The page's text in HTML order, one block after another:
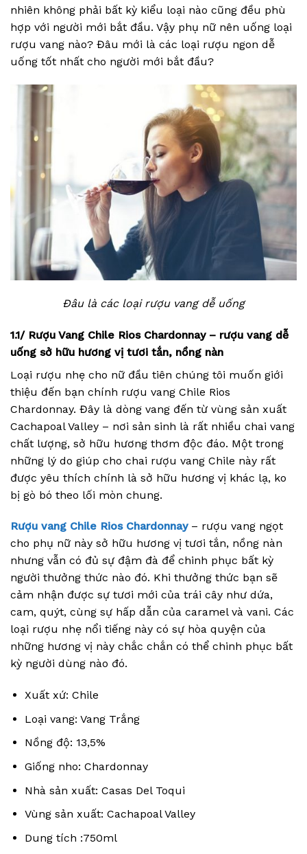
nhiên không phải bất kỳ kiểu loại nào cũng đều phù
hợp với người mới bắt đầu. Vậy phụ nữ nên uống loại
rượu vang nào? Đâu mới là các loại rượu ngon dễ
uống tốt nhất cho người mới bắt đầu?
Đâu là các loại rượu vang dễ uống
1.1/ Rượu Vang Chile Rios Chardonnay – rượu vang dễ
uống sở hữu hương vị tươi tắn, nồng nàn
Loại rượu nhẹ cho nữ đầu tiên chúng tôi muốn giới
thiệu đến bạn chính rượu vang Chile Rios
Chardonnay. Đây là dòng vang đến từ vùng sản xuất
Cachapoal Valley – nơi sản sinh là rất nhiều chai vang
chất lượng, sở hữu hương thơm độc đáo. Một trong
những lý do giúp cho chai rượu vang Chile này rất
được yêu thích chính là sở hữu hương vị khác lạ, ko
bị gò bó theo lối mòn chung.
Rượu vang Chile Rios Chardonnay– rượu vang ngọt
cho phụ nữ này sở hữu hương vị tươi tắn, nồng nàn
nhưng vẫn có đủ sự đậm đà để chinh phục bất kỳ
người thưởng thức nào đó. Khi thưởng thức bạn sẽ
cảm nhận được sự tươi mới của trái cây như dứa,
cam, quýt, cùng sự hấp dẫn của caramel và vani. Các
loại rượu nhẹ nổi tiếng này có sự hòa quyện của
những hương vị này chắc chắn có thể chinh phục bất
kỳ người dùng nào đó.
Xuất xứ: Chile
Loại vang: Vang Trắng
Nồng độ: 13,5%
Giống nho: Chardonnay
Nhà sản xuất: Casas Del Toqui
Vùng sản xuất: Cachapoal Valley
Dung tích :750ml